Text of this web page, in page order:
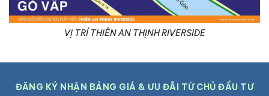
VỊ TRÍ THIÊN AN THỊNH RIVERSIDE
ĐĂNG KÝ NHẬN BẢNG GIÁ & ƯU ĐÃI TỪ CHỦ ĐẦU TƯ